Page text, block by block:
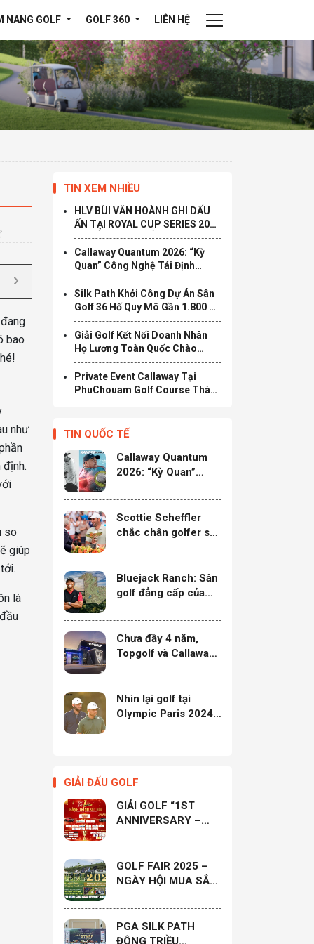
NANG GOLF GOLF 360 LIÊN HỆ
bao
như
so
giúp
là
TIN XEM NHIỀU
HLV BÙI VĂN HOÀNH GHI DẤU
ẤN TẠI ROYAL CUP SERIES 2026
– KHẲNG ĐỊNH ĐẲNG CẤP HLV
ĐƯỢC YÊU THÍCH TẠI TP.HCM
Callaway Quantum 2026: “Kỳ
Quan” Công Nghệ Tái Định
Nghĩa Giới Hạn Tốc Độ
Silk Path Khởi Công Dự Án Sân
Golf 36 Hố Quy Mô Gần 1.800 Tỷ
Đồng Tại Hà Tĩnh Định Hình
Điểm Đến Golf & Nghỉ Dưỡng
Cao Cấp Mới Tại Bắc Trung Bộ
Giải Golf Kết Nối Doanh Nhân
Họ Lương Toàn Quốc Chào
Mừng Ra Mắt Câu Lạc Bộ Doanh
Nhân Họ Lương Việt Nam Chính
Thức Khởi Tranh
Private Event Callaway Tại
PhuChouam Golf Course Thành
2026
TIN QUỐC TẾ
Callaway Quantum
2026: “Kỳ Quan”
Nghĩa Giới Hạn Tốc
Độ
Scottie Scheffler
chắc chân golfer số
PGA Tour
Bluejack Ranch: Sân
golf đẳng cấp của
Woods sắp ra mắt
Chưa đầy 4 năm,
Topgolf và Callaway
phân tách độc lập
Nhìn lại golf tại
Olympic Paris 2024:
GIẢI ĐẤU GOLF
GIẢI GOLF “1ST
ANNIVERSARY –
NỐI” KỶ NIỆM 1 NĂM
THÀNH LẬP CLB
GOLF HỌ ĐÀO MIỀN
GOLF FAIR 2025 –
NGÀY HỘI MUA SẮM
THAO LỚN NHẤT
MIỀN TRUNG
PGA SILK PATH